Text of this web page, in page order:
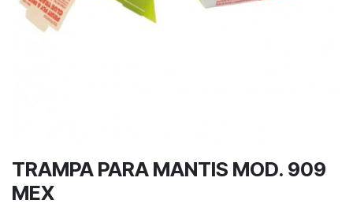
TRAMPA PARA MANTIS MOD. 909
MEX